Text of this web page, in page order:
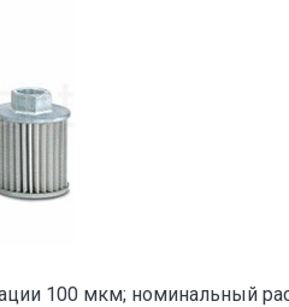
100 мкм; номинальный